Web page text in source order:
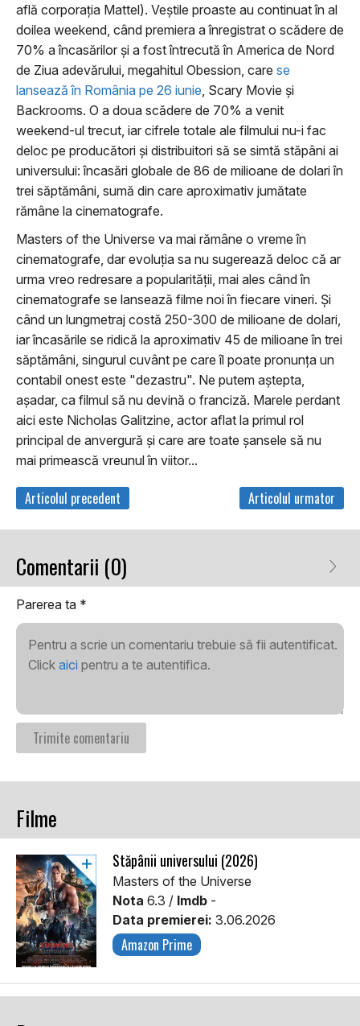
află corporaţia Mattel). Veştile proaste au continuat în al
doilea weekend, când premiera a înregistrat o scădere de
70% a încasărilor şi a fost întrecută în America de Nord
de Ziua adevărului, megahitul Obession, care se
lansează în România pe 26 iunie , Scary Movie şi
Backrooms. O a doua scădere de 70% a venit
weekend-ul trecut, iar cifrele totale ale filmului nu-i fac
deloc pe producători şi distribuitori să se simtă stăpâni ai
universului: încasări globale de 86 de milioane de dolari în
trei săptămâni, sumă din care aproximativ jumătate
rămâne la cinematografe.
Masters of the Universe va mai rămâne o vreme în
cinematografe, dar evoluţia sa nu sugerează deloc că ar
urma vreo redresare a popularităţii, mai ales când în
cinematografe se lansează filme noi în fiecare vineri. Şi
când un lungmetraj costă 250-300 de milioane de dolari,
iar încasările se ridică la aproximativ 45 de milioane în trei
săptămâni, singurul cuvânt pe care îl poate pronunţa un
contabil onest este "dezastru". Ne putem aştepta,
aşadar, ca filmul să nu devină o franciză. Marele perdant
aici este Nicholas Galitzine, actor aflat la primul rol
principal de anvergură şi care are toate şansele să nu
mai primească vreunul în viitor...
Articolul precedent Articolul urmator
Comentarii (0)
Parerea ta *
Pentru a scrie un comentariu trebuie să fii autentificat.
Click aici pentru a te autentifica.
Filme
Stăpânii universului (2026)
Masters of the Universe
Nota 6.3 / Imdb -
Data premierei: 3.06.2026
Amazon Prime